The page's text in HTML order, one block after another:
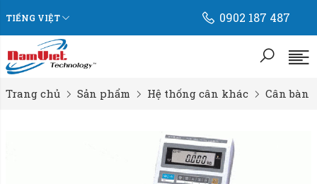
TIẾNG VIỆT 0902 187 487
Trang chủ Sản phẩm Hệ thống cân khác Cân bàn